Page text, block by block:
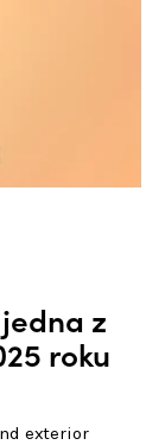
z
roku
exterior